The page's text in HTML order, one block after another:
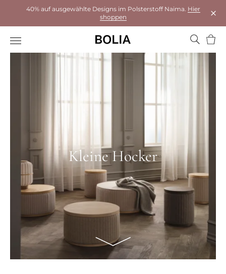
40% auf ausgewählte Designs im Polsterstoff Naima. Hier
shoppen
Kleine Hocker